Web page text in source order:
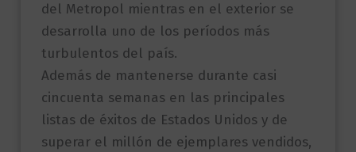
del Metropol mientras en el exterior se
desarrolla uno de los períodos más
turbulentos del país.
Además de mantenerse durante casi
cincuenta semanas en las principales
listas de éxitos de Estados Unidos y de
superar el millón de ejemplares vendidos,